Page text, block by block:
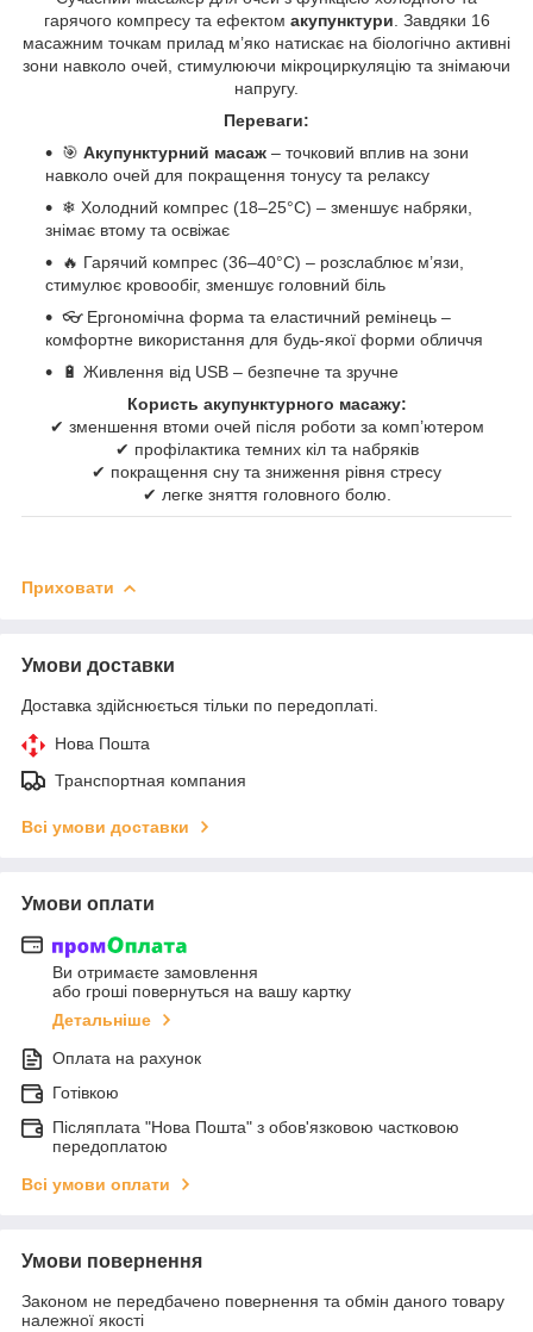
гарячого компресу та ефектом акупунктури . Завдяки 16
масажним точкам прилад м’яко натискає на біологічно активні
зони навколо очей, стимулюючи мікроциркуляцію та знімаючи
напругу.
Переваги:
🎯 Акупунктурний масаж – точковий вплив на зони
навколо очей для покращення тонусу та релаксу
❄ Холодний компрес (18–25°C) – зменшує набряки,
знімає втому та освіжає
🔥 Гарячий компрес (36–40°C) – розслаблює м’язи,
стимулює кровообіг, зменшує головний біль
👓 Ергономічна форма та еластичний ремінець –
комфортне використання для будь-якої форми обличчя
🔋 Живлення від USB – безпечне та зручне
Користь акупунктурного масажу:
✔ зменшення втоми очей після роботи за комп’ютером
✔ профілактика темних кіл та набряків
✔ покращення сну та зниження рівня стресу
✔ легке зняття головного болю.
Приховати
Умови доставки
Доставка здійснюється тільки по передоплаті.
Нова Пошта
Транспортная компания
Всі умови доставки
Умови оплати
Ви отримаєте замовлення
або гроші повернуться на вашу картку
Детальніше
Оплата на рахунок
Готівкою
Післяплата "Нова Пошта" з обов'язковою частковою
передоплатою
Всі умови оплати
Умови повернення
Законом не передбачено повернення та обмін даного товару
належної якості